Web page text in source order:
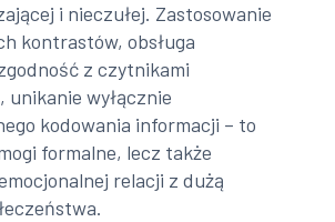
i nieczułej. Zastosowanie
kontrastów, obsługa
z czytnikami
unikanie wyłącznie
kodowania informacji – to
formalne, lecz także
relacji z dużą